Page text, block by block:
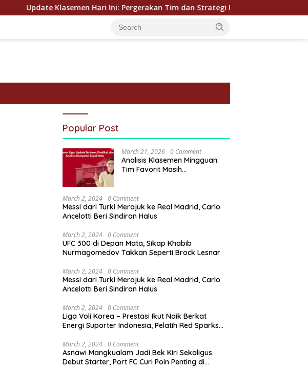
Update Klasemen Hari Ini: Pergerakan Tim dan Strategi Poin Terbaru
Popular Post
March 21, 2026 0 Comment
Analisis Klasemen Mingguan:
Tim Favorit Masih
March 2, 2024 0 Comment
Messi dari Turki Merajuk ke Real Madrid, Carlo
Ancelotti Beri Sindiran Halus
March 2, 2024 0 Comment
UFC 300 di Depan Mata, Sikap Khabib
Nurmagomedov Takkan Seperti Brock Lesnar
March 2, 2024 0 Comment
Messi dari Turki Merajuk ke Real Madrid, Carlo
Ancelotti Beri Sindiran Halus
March 2, 2024 0 Comment
Liga Voli Korea – Prestasi Ikut Naik Berkat
Energi Suporter Indonesia, Pelatih Red Sparks
March 2, 2024 0 Comment
Asnawi Mangkualam Jadi Bek Kiri Sekaligus
Debut Starter, Port FC Curi Poin Penting di